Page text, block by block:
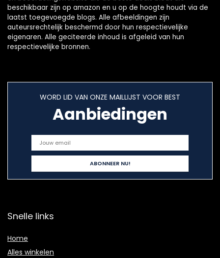
beschikbaar zijn op amazon en u op de hoogte houdt via de
laatst toegevoegde blogs. Alle afbeeldingen zijn
auteursrechtelijk beschermd door hun respectievelijke
eigenaren. Alle geciteerde inhoud is afgeleid van hun
respectievelijke bronnen.
WORD LID VAN ONZE MAILLIJST VOOR BEST
Aanbiedingen
Snelle links
Home
Alles winkelen